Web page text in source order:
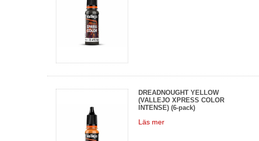
DREADNOUGHT YELLOW
(VALLEJO XPRESS COLOR
INTENSE) (6-pack)
Läs mer